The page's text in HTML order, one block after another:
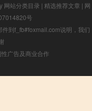
网站分类目录 | 精选推荐文章 | 网
号
到f_fb#foxmail.com说明，我们
广告及商业合作